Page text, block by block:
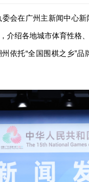
会在广州主新闻中心
介绍各地城市体育性格
依托“全国围棋之乡”